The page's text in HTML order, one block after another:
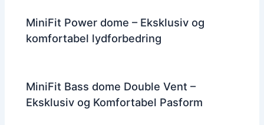
MiniFit Power dome – Eksklusiv og
komfortabel lydforbedring
MiniFit Bass dome Double Vent –
Eksklusiv og Komfortabel Pasform